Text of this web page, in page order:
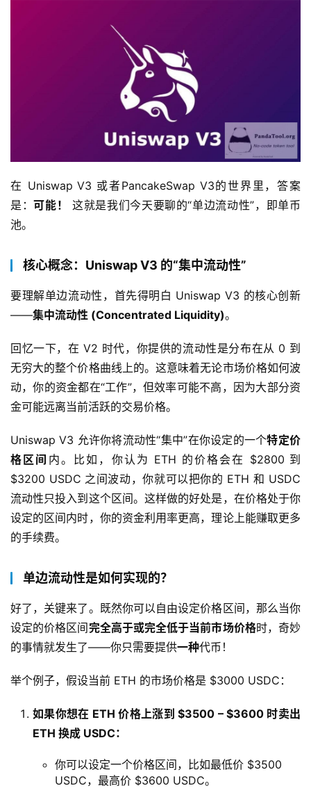
在 Uniswap V3 或者PancakeSwap V3的世界里，答案
是：可能！
这就是我们今天要聊的“单边流动性”，即单币
池。
核心概念：Uniswap V3 的“集中流动性”
要理解单边流动性，首先得明白 Uniswap V3 的核心创新
——集中流动性 (Concentrated Liquidity)。
回忆一下，在 V2 时代，你提供的流动性是分布在从 0 到
无穷大的整个价格曲线上的。这意味着无论市场价格如何波
动，你的资金都在“工作”，但效率可能不高，因为大部分资
金可能远离当前活跃的交易价格。
Uniswap V3 允许你将流动性“集中”在你设定的一个特定价
格区间 内。比如，你认为 ETH 的价格会在 $2800 到
$3200 USDC 之间波动，你就可以把你的 ETH 和 USDC
流动性只投入到这个区间。这样做的好处是，在价格处于你
设定的区间内时，你的资金利用率更高，理论上能赚取更多
的手续费。
单边流动性是如何实现的？
好了，关键来了。既然你可以自由设定价格区间，那么当你
设定的价格区间完全高于或完全低于当前市场价格时，奇妙
的事情就发生了——你只需要提供一种代币！
举个例子，假设当前 ETH 的市场价格是 $3000 USDC：
如果你想在 ETH 价格上涨到 $3500 – $3600 时卖出
ETH 换成 USDC：
你可以设定一个价格区间，比如最低价 $3500
USDC，最高价 $3600 USDC。